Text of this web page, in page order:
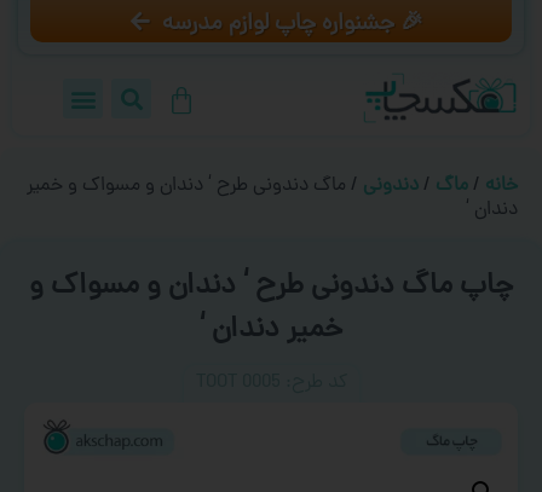
🎉 جشنواره چاپ لوازم مدرسه
خانه / ماگ / دندونی / ماگ دندونی طرح ‘ دندان و مسواک و خمیر
دندان ‘
چاپ ماگ دندونی طرح ‘ دندان و مسواک و
خمیر دندان ‘